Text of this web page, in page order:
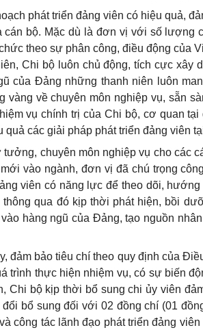
phát triển đảng viên có hiệu quả,
bộ. Mặc dù là đơn vị với số lượng
theo sự phân công, điều động của
Chi bộ luôn chủ động, tích cực xây
của Đảng những thanh niên luôn
vàng về chuyên môn nghiệp vụ, sẵn
vụ chính trị của Chi bộ, cơ quan
các giải pháp phát triển đảng viên
chuyên môn nghiệp vụ cho các
vào ngành, đơn vị đã chú trọng
viên có năng lực để theo dõi,
qua đó kịp thời phát hiện, bồi
hàng ngũ của Đảng, tạo nguồn
đảm bảo tiêu chí theo quy định của
trình thực hiện nhiệm vụ, có sự biến
Chi bộ kịp thời bổ sung chi ủy viên
bổ sung đối với 02 đồng chí (01
công tác lãnh đạo phát triển đảng